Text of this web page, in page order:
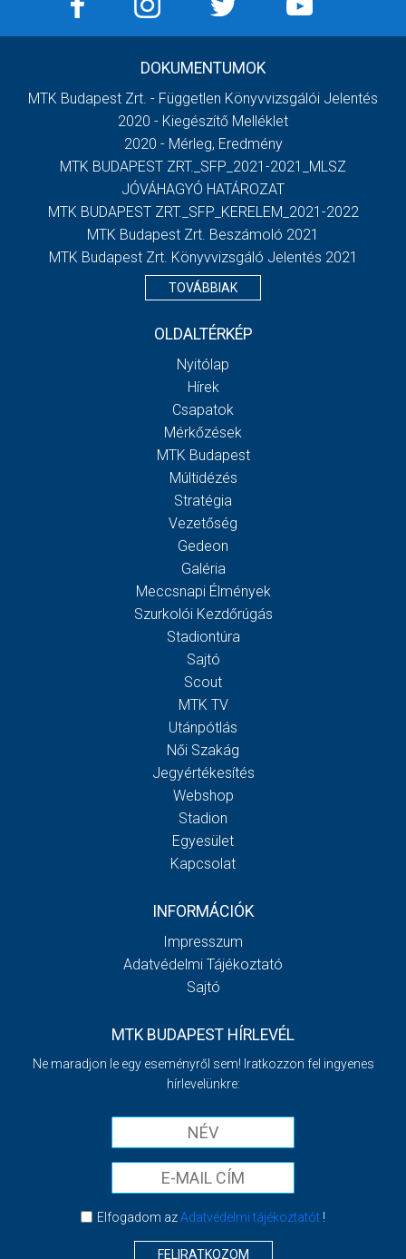
DOKUMENTUMOK
MTK Budapest Zrt. - Független Könyvvizsgálói Jelentés
2020 - Kiegészítő Melléklet
2020 - Mérleg, Eredmény
MTK BUDAPEST ZRT._SFP_2021-2021_MLSZ
JÓVÁHAGYÓ HATÁROZAT
MTK BUDAPEST ZRT._SFP_KERELEM_2021-2022
MTK Budapest Zrt. Beszámoló 2021
MTK Budapest Zrt. Könyvvizsgáló Jelentés 2021
TOVÁBBIAK
OLDALTÉRKÉP
Nyitólap
Hírek
Csapatok
Mérkőzések
MTK Budapest
Múltidézés
Stratégia
Vezetőség
Gedeon
Galéria
Meccsnapi Élmények
Szurkolói Kezdőrúgás
Stadiontúra
Sajtó
Scout
MTK TV
Utánpótlás
Női Szakág
Jegyértékesítés
Webshop
Stadion
Egyesület
Kapcsolat
INFORMÁCIÓK
Impresszum
Adatvédelmi Tájékoztató
Sajtó
MTK BUDAPEST HÍRLEVÉL
Ne maradjon le egy eseményről sem! Iratkozzon fel ingyenes
hírlevelünkre:
Elfogadom azAdatvédelmi tájékoztatót!
FELIRATKOZOM